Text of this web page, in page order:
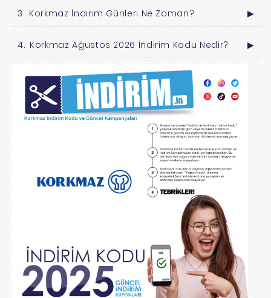
Korkmaz İndirim Günleri Ne Zaman? ▶
Korkmaz Ağustos 2026 İndirim Kodu Nedir? ▶